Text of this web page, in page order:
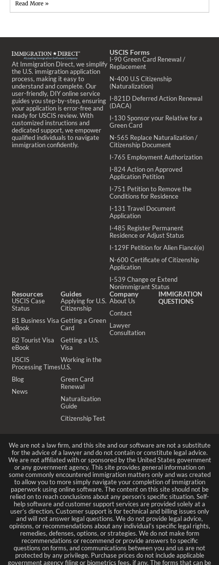
Read More »
At Immigration Direct, we simplify
the U.S. immigration application
process, making it easy to
understand and complete. Our
user-friendly, DIY online service
guides you step-by-step, ensuring
your application is error-free and
ready for USCIS review. With
customized instructions and
dedicated support, we empower
qualified individuals to navigate
immigration confidently.
USCIS Forms
I-90 Green Card Renewal /
Replacement
N-400 U.S Citizenship
(Naturalization)
I-821D Deferred Action Renewal
(DACA)
I-130 Sponsor your Relative for a
Green Card
N-565 Replace Naturalization /
Citizenship Document
I-765 Employment Authorization
I-824 Action on Approved
Application Petition
I-751 Petition to Remove the
Conditions for Residence
I-131 Travel Document
Application
I-485 Register Permanent
Residence or Adjust Status
I-129F Petition for Alien Fiancé(e)
N-600 Certificate of Citizenship
Application
I-539 Change or Extend
Nonimmigrant Status
Resources
USCIS Case
Status
B1 Business Visa
eBook
B2 Tourist Visa
eBook
USCIS
Processing Times
Blog
News
Guides
Applying for U.S.
Citizenship
Getting a Green
Card
Getting a U.S.
Visa
Working in the
U.S.
Green Card
Renewal
Naturalization
Guide
Citizenship Test
Company
About Us
Contact
Lawyer
Consultation
IMMIGRATION
QUESTIONS
We are not a law firm, and this site and our software are not a substitute
for the advice of a lawyer and do not contain or constitute legal advice.
We are not affiliated with or sponsored by the United States government
or any government agency. This site provides general information on
some commonly encountered immigration matters only and was created
to allow you to more simply navigate your completion of immigration
paperwork using online software. The content on this site should not be
relied on to reach conclusions about any person’s specific situation. Self-
help software and customer support services are provided solely at a
user’s direction. Customer support is for technical and billing issues only
and will not answer legal questions. We do not provide legal advice,
opinions, or recommendations about any individual’s specific legal rights,
remedies, defenses, options, or strategies. We do not make form
recommendations or recommend or provide answers to specific
questions on forms, and communications between you and us are not
protected by any privilege. Purchase prices do not include applicable
government agency filing or biometrics fees, if any. The forms that can be